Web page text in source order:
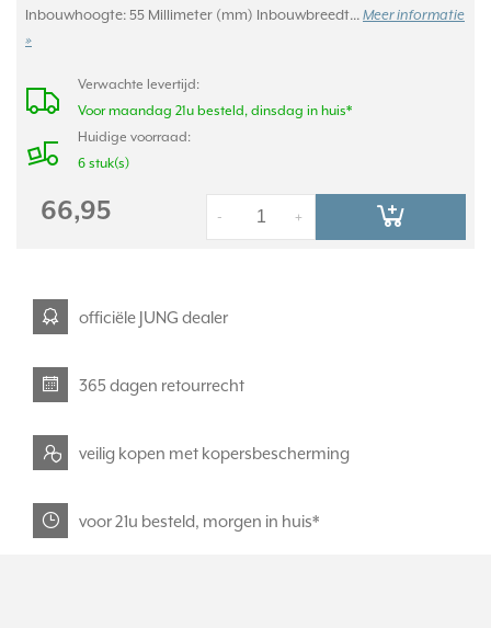
Inbouwhoogte: 55 Millimeter (mm) Inbouwbreedt... Meer informatie
»
Verwachte levertijd:
Voor maandag 21u besteld, dinsdag in huis*
Huidige voorraad:
6 stuk(s)
66,95 +
-
officiële JUNG dealer
365 dagen retourrecht
veilig kopen met kopersbescherming
voor 21u besteld, morgen in huis*